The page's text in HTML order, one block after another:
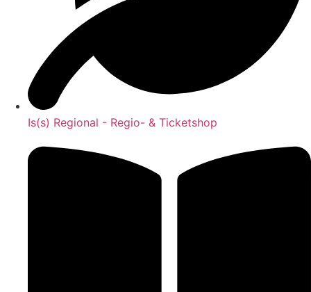
Is(s) Regional - Regio- & Ticketshop